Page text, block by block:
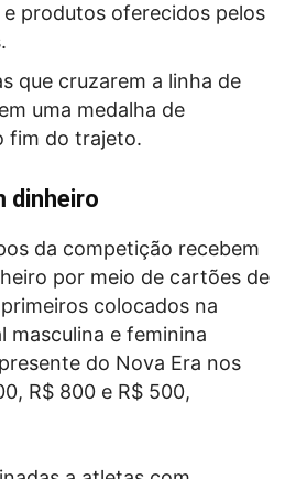
produtos oferecidos pelos
que cruzarem a linha de
uma medalha de
fim do trajeto.
dinheiro
da competição recebem
por meio de cartões de
colocados na
masculina e feminina
do Nova Era nos
R$ 800 e R$ 500,